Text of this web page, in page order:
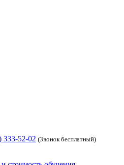
333-52-02 (Звонок бесплатный)